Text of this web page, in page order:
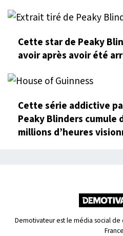
Cette star de Peaky
avoir après avoir été
Cette série addictive
Peaky Blinders cumule
millions d’heures
Demotivateur est le média social